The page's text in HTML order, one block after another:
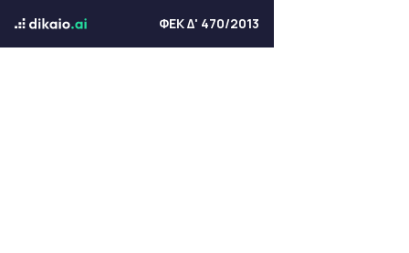
ΦΕΚ Δ' 470/2013